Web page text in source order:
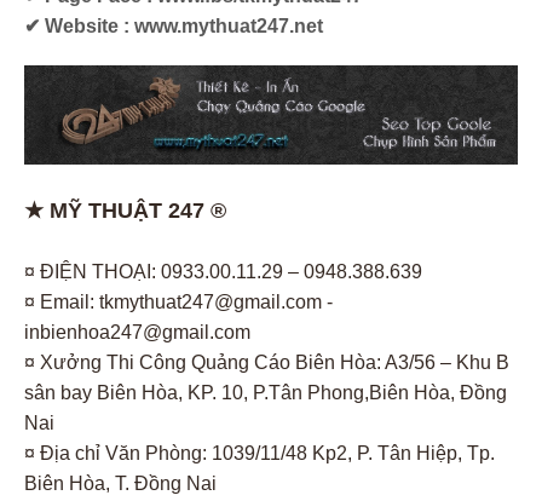
✔ Website : www.mythuat247.net
★ MỸ THUẬT 247 ®
¤ ĐIỆN THOẠI: 0933.00.11.29 – 0948.388.639
¤ Email: tkmythuat247@gmail.com -
inbienhoa247@gmail.com
¤ Xưởng Thi Công Quảng Cáo Biên Hòa: A3/56 – Khu B
sân bay Biên Hòa, KP. 10, P.Tân Phong,Biên Hòa, Đồng
Nai
¤ Địa chỉ Văn Phòng: 1039/11/48 Kp2, P. Tân Hiệp, Tp.
Biên Hòa, T. Đồng Nai